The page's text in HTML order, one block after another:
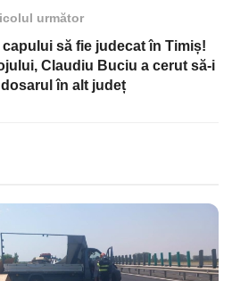
următor
să fie judecat în Timiș!
Claudiu Buciu a cerut să-i
în alt județ